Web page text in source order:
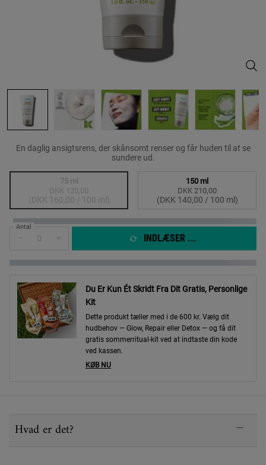
En daglig ansigtsrens, der skånsomt renser og får huden til at se
sundere ud.
Valgte
Produkter er udsolgt
75 ml
DKK 120,00
(DKK 160,00 / 100 ml)
, 1 of 2 Valgte
150 ml
DKK 210,00
(DKK 140,00 / 100 ml)
, 2 of 2
Antal
INDLÆSER ...
Du Er Kun Ét Skridt Fra Dit Gratis, Personlige
Kit
Dette produkt tæller med i de 600 kr. Vælg dit
hudbehov — Glow, Repair eller Detox — og få dit
gratis sommerritual-kit ved at indtaste din kode
ved kassen.
KØB NU
Hvad er det?